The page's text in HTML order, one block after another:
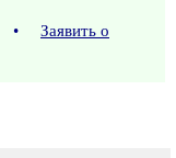
•
Заявить о